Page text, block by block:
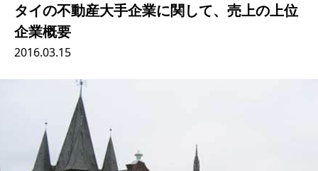
タイの不動産大手企業に関して、売上の上位
企業概要
2016.03.15